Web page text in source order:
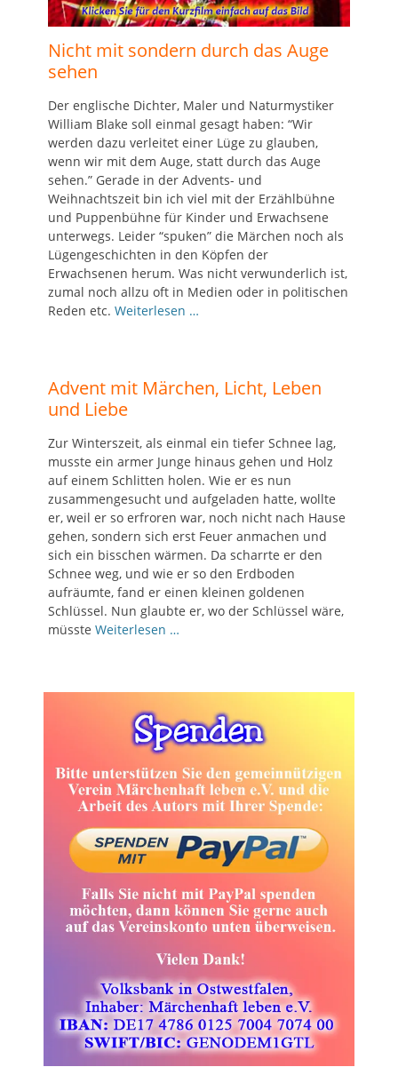
Nicht mit sondern durch das Auge
sehen
Der englische Dichter, Maler und Naturmystiker
William Blake soll einmal gesagt haben: “Wir
werden dazu verleitet einer Lüge zu glauben,
wenn wir mit dem Auge, statt durch das Auge
sehen.” Gerade in der Advents- und
Weihnachtszeit bin ich viel mit der Erzählbühne
und Puppenbühne für Kinder und Erwachsene
unterwegs. Leider “spuken” die Märchen noch als
Lügengeschichten in den Köpfen der
Erwachsenen herum. Was nicht verwunderlich ist,
zumal noch allzu oft in Medien oder in politischen
Reden etc. Weiterlesen …
Advent mit Märchen, Licht, Leben
und Liebe
Zur Winterszeit, als einmal ein tiefer Schnee lag,
musste ein armer Junge hinaus gehen und Holz
auf einem Schlitten holen. Wie er es nun
zusammengesucht und aufgeladen hatte, wollte
er, weil er so erfroren war, noch nicht nach Hause
gehen, sondern sich erst Feuer anmachen und
sich ein bisschen wärmen. Da scharrte er den
Schnee weg, und wie er so den Erdboden
aufräumte, fand er einen kleinen goldenen
Schlüssel. Nun glaubte er, wo der Schlüssel wäre,
müsste Weiterlesen …